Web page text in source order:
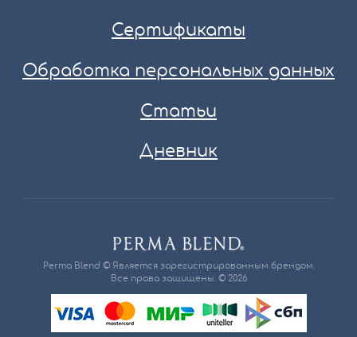
Сертификаты
Обработка персональных данных
Статьи
Дневник
Perma Blend © Является зарегистрированным брендом.
Все права защищены. © 2026